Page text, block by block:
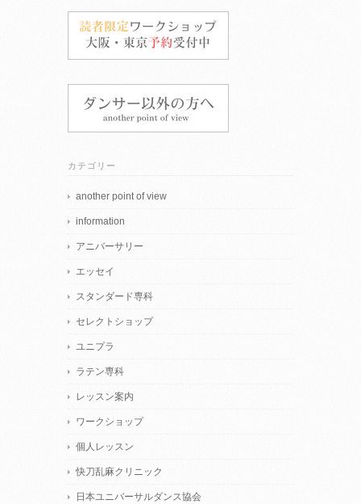
カテゴリー
another point of view
information
アニバーサリー
エッセイ
スタンダード専科
セレクトショップ
ユニプラ
ラテン専科
レッスン案内
ワークショップ
個人レッスン
快刀乱麻クリニック
日本ユニバーサルダンス協会